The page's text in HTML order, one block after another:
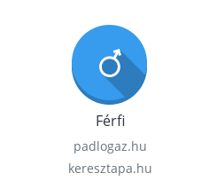
Férfi
padlogaz.hu
keresztapa.hu